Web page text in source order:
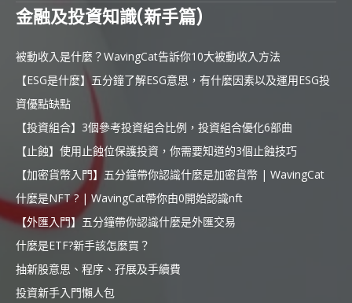
金融及投資知識(新手篇)
被動收入是什麼？WavingCat告訴你10大被動收入方法
【ESG是什麼】五分鐘了解ESG意思，有什麼因素以及運用ESG投
資優點缺點
【投資組合】3個參考投資組合比例，投資組合優化6部曲
【止蝕】使用止蝕位保護投資，你需要知道的3個止蝕技巧
【加密貨幣入門】五分鐘帶你認識什麼是加密貨幣 | WavingCat
什麼是NFT ? | WavingCat帶你由0開始認識nft
【外匯入門】五分鐘帶你認識什麼是外匯交易
什麼是ETF?新手該怎麼買？
抽新股意思、程序、孖展及手續費
投資新手入門懶人包